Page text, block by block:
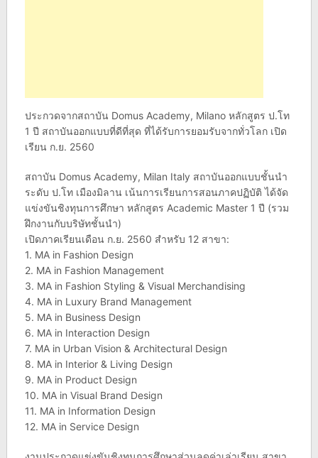
ประกวดจากสถาบัน Domus Academy, Milano หลักสูตร ป.โท
1 ปี สถาบันออกแบบที่ดีที่สุด ที่ได้รับการยอมรับจากทั่วโลก เปิด
เรียน ก.ย. 2560
สถาบัน Domus Academy, Milan Italy สถาบันออกแบบชั้นนำ
ระดับ ป.โท เมืองมิลาน เน้นการเรียนการสอนภาคปฏิบัติ ได้จัด
แข่งขันชิงทุนการศึกษา หลักสูตร Academic Master 1 ปี (รวม
ฝึกงานกับบริษัทชั้นนำ)
เปิดภาคเรียนเดือน ก.ย. 2560 สำหรับ 12 สาขา:
1. MA in Fashion Design
2. MA in Fashion Management
3. MA in Fashion Styling & Visual Merchandising
4. MA in Luxury Brand Management
5. MA in Business Design
6. MA in Interaction Design
7. MA in Urban Vision & Architectural Design
8. MA in Interior & Living Design
9. MA in Product Design
10. MA in Visual Brand Design
11. MA in Information Design
12. MA in Service Design